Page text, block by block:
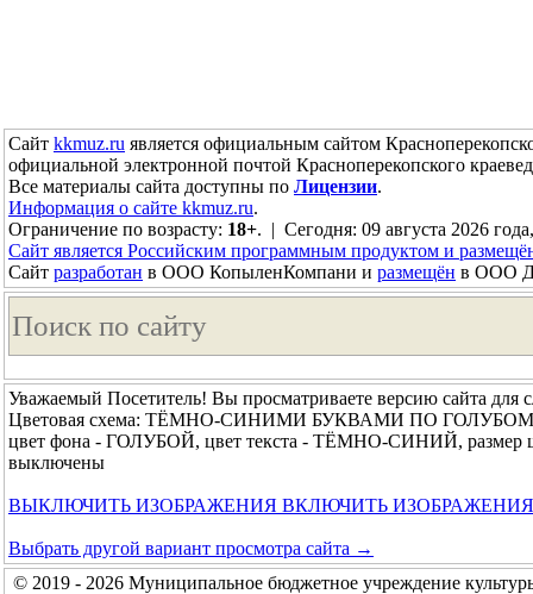
Сайт kkmuz.ru является официальным сайтом
официальной электронной почтой Красноперекопского
Все материалы сайта доступны по Лицензии.
Информация о сайте kkmuz.ru.
Ограничение по возрасту: 18+. | Сегодня: 09 августа 2026
Сайт является Российским программным продуктом и
Сайт разработан в ООО КопыленКомпани и размещён в ООО
Уважаемый Посетитель! Вы просматриваете версию сайта для
Цветовая схема: ТЁМНО-СИНИМИ БУКВАМИ ПО
цвет фона - ГОЛУБОЙ, цвет текста - ТЁМНО-СИНИЙ, размер
выключены
ВЫКЛЮЧИТЬ ИЗОБРАЖЕНИЯ ВКЛЮЧИТЬ ИЗОБРАЖЕНИЯ
Выбрать другой вариант просмотра сайта →
© 2019 - 2026 Муниципальное бюджетное учреждение